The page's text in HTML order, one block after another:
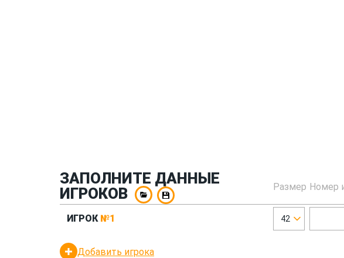
ЗАПОЛНИТЕ ДАННЫЕ
ИГРОКОВ
Размер Номер
ИГРОК №1 42
Добавить игрока